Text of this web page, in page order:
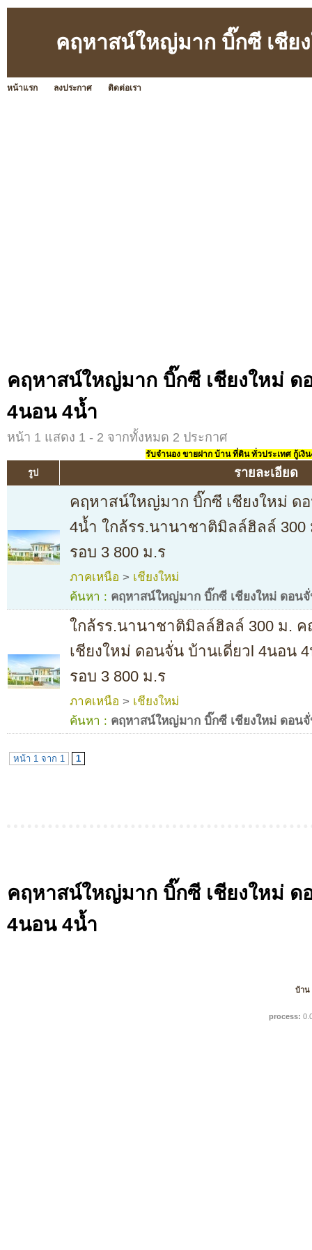
คฤหาสน์ใหญ่มาก บิ๊กซี เชีย
หน้าแรก ลงประกาศ ติดต่อเรา
คฤหาสน์ใหญ่มาก บิ๊กซี เชียงใหม่ ด
4นอน 4น้ำ
หน้า 1 แสดง 1 - 2 จากทั้งหมด 2 ประกาศ
รับจำนอง ขายฝาก บ้าน ที่ดิน ทั่วประเทศ กู้เงิ
รูป รายละเอียด
คฤหาสน์ใหญ่มาก บิ๊กซี เชียงใหม่ ด
4น้ำ ใกล้รร.นานาชาติมิลล์ฮิลล์ 300
รอบ 3 800 ม.ร
ภาคเหนือ > เชียงใหม่
ค้นหา : คฤหาสน์ใหญ่มาก บิ๊กซี เชียงใหม่ ดอน
ใกล้รร.นานาชาติมิลล์ฮิลล์ 300 ม.
เชียงใหม่ ดอนจั่น บ้านเดี่ยวl 4นอน
รอบ 3 800 ม.ร
ภาคเหนือ > เชียงใหม่
ค้นหา : คฤหาสน์ใหญ่มาก บิ๊กซี เชียงใหม่ ดอน
หน้า 1 จาก 1 1
คฤหาสน์ใหญ่มาก บิ๊กซี เชียงใหม่ ด
4นอน 4น้ำ
บ้าน
process: